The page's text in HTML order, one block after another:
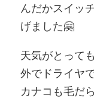
んだかスイッ
げました🤗
天気がとって
外でドライヤ
カナコも毛だ